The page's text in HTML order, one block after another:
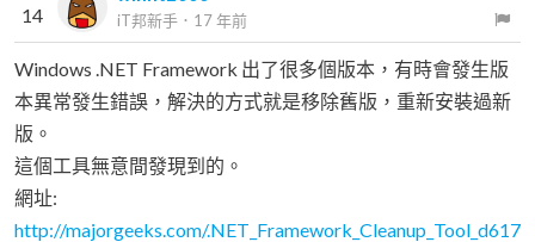
iT邦新手 ． 17 年前
14
Windows .NET Framework 出了很多個版本，有時會發生版
本異常發生錯誤，解決的方式就是移除舊版，重新安裝過新
版。
這個工具無意間發現到的。
網址:
http://majorgeeks.com/.NET_Framework_Cleanup_Tool_d617